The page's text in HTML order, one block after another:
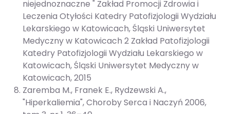
niejednoznaczne " Zakład Promocji Zdrowia i
Leczenia Otyłości Katedry Patofizjologii Wydziału
Lekarskiego w Katowicach, Śląski Uniwersytet
Medyczny w Katowicach 2 Zakład Patofizjologii
Katedry Patofizjologii Wydziału Lekarskiego w
Katowicach, Śląski Uniwersytet Medyczny w
Katowicach, 2015
Zaremba M., Franek E., Rydzewski A.,
"Hiperkaliemia", Choroby Serca i Naczyń 2006,